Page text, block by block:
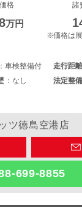
格
万円
諸
※価格は
車検整備付 走行距離
なし 法定整備
ツ徳島空港店
699-8855